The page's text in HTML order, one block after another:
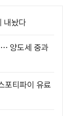
내놨다
양도세 중과
포티파이 유료